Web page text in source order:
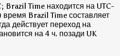
Brazil Time находится на UTC-
Brazil Time составляет
действует переход на
на 4 ч. позади UK